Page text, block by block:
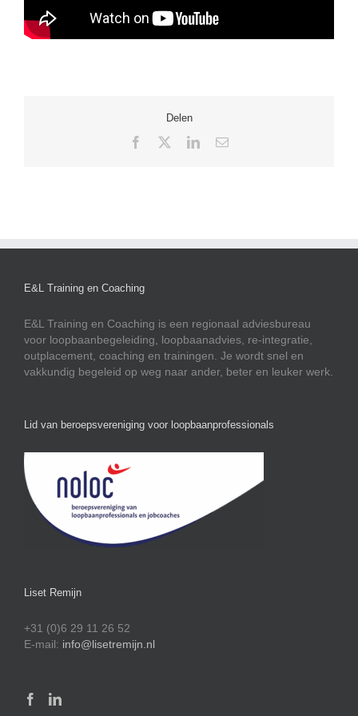
Delen
Facebook LinkedIn
E-
E&L Training en Coaching
E&L Training en Coaching is een regionaal adviesbureau
voor loopbaanbegeleiding, loopbaanadvies, re-integratie,
outplacement, coaching en trainingen. Je wordt snel en
vakkundig begeleid op weg naar ander, beter en leuker werk.
Lid van beroepsvereniging voor loopbaanprofessionals
Liset Remijn
+31 (0)6 29 11 26 52
E-mail: info@lisetremijn.nl